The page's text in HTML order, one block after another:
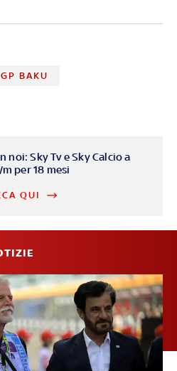
GP BAKU
noi: Sky Tv e Sky Calcio a
per 18 mesi
QUI